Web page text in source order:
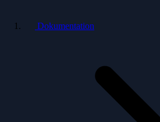
Dokumentation